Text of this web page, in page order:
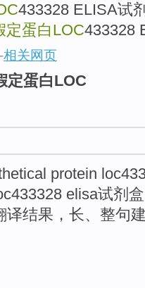
433328 ELISA试
定蛋白LOC433328
-相关网页
定蛋白LOC
protein
elisa试剂盒
译结果，长、整句